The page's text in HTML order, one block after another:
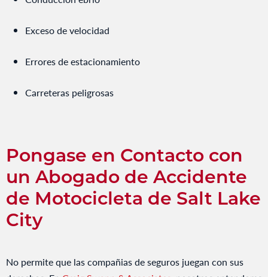
Exceso de velocidad
Errores de estacionamiento
Carreteras peligrosas
Pongase en Contacto con
un Abogado de Accidente
de Motocicleta de Salt Lake
City
No permite que las compañias de seguros juegan con sus